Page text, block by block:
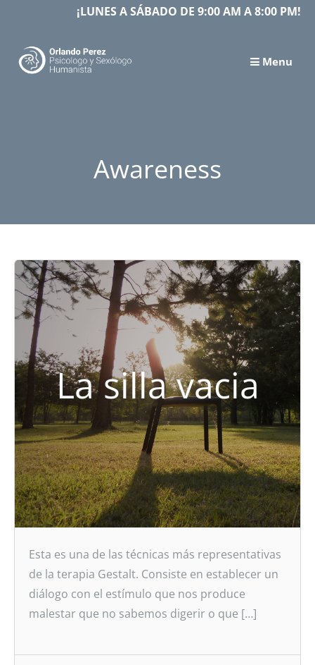
content
¡LUNES A SÁBADO DE 9:00 AM A 8:00 PM!
Menu
Awareness
La silla vacia
Esta es una de las técnicas más representativas
de la terapia Gestalt. Consiste en establecer un
diálogo con el estímulo que nos produce
malestar que no sabemos digerir o que […]